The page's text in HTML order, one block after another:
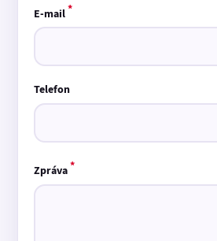
E-mail*
Telefon
Zpráva*